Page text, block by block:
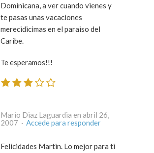
Dominicana, a ver cuando vienes y
te pasas unas vacaciones
merecidicimas en el paraiso del
Caribe.
Te esperamos!!!
Mario Diaz Laguardia en abril 26,
2007 · Accede para responder
Felicidades Martin. Lo mejor para ti